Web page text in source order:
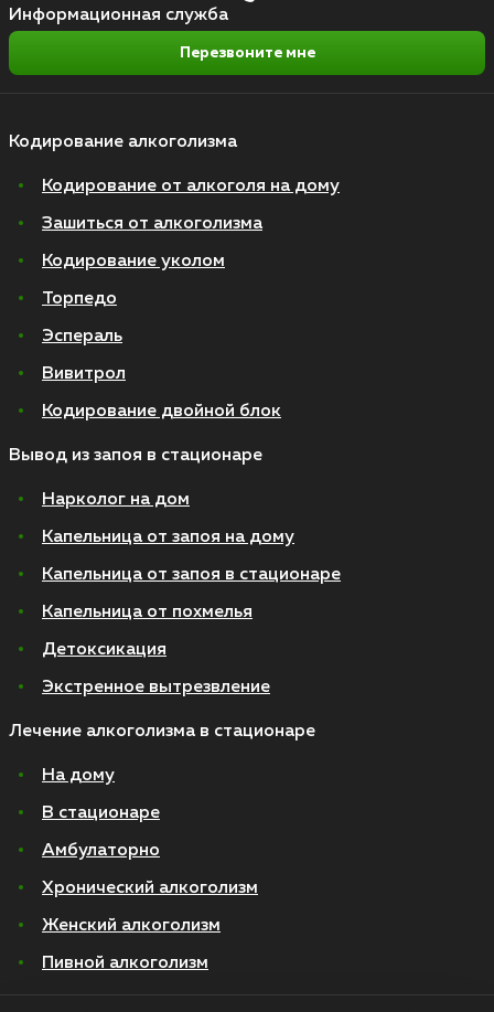
Кодирование алкоголизма
Кодирование от алкоголя на дому
Зашиться от алкоголизма
Кодирование уколом
Торпедо
Эспераль
Вивитрол
Кодирование двойной блок
Вывод из запоя в стационаре
Нарколог на дом
Капельница от запоя на дому
Капельница от запоя в стационаре
Капельница от похмелья
Детоксикация
Экстренное вытрезвление
Лечение алкоголизма в стационаре
На дому
В стационаре
Амбулаторно
Хронический алкоголизм
Женский алкоголизм
Пивной алкоголизм
Информационная служба
Перезвоните мне